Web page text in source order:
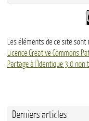
Les éléments de ce site
Licence Creative Commons
Partage à l'Identique 3.0 non
Derniers articles